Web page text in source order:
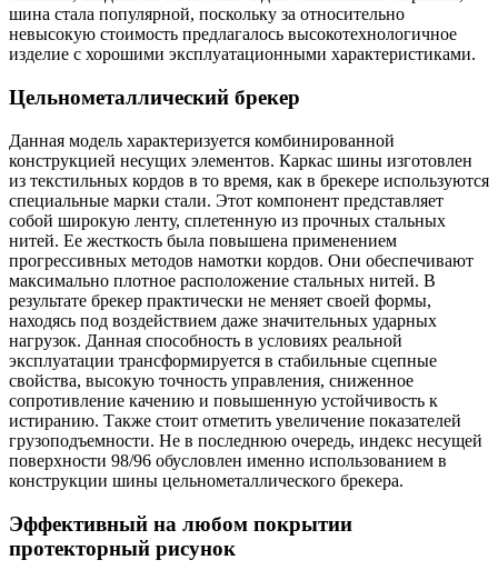
шина стала популярной, поскольку за относительно
невысокую стоимость предлагалось высокотехнологичное
изделие с хорошими эксплуатационными характеристиками.
Цельнометаллический брекер
Данная модель характеризуется комбинированной
конструкцией несущих элементов. Каркас шины изготовлен
из текстильных кордов в то время, как в брекере используются
специальные марки стали. Этот компонент представляет
собой широкую ленту, сплетенную из прочных стальных
нитей. Ее жесткость была повышена применением
прогрессивных методов намотки кордов. Они обеспечивают
максимально плотное расположение стальных нитей. В
результате брекер практически не меняет своей формы,
находясь под воздействием даже значительных ударных
нагрузок. Данная способность в условиях реальной
эксплуатации трансформируется в стабильные сцепные
свойства, высокую точность управления, сниженное
сопротивление качению и повышенную устойчивость к
истиранию. Также стоит отметить увеличение показателей
грузоподъемности. Не в последнюю очередь, индекс несущей
поверхности 98/96 обусловлен именно использованием в
конструкции шины цельнометаллического брекера.
Эффективный на любом покрытии
протекторный рисунок